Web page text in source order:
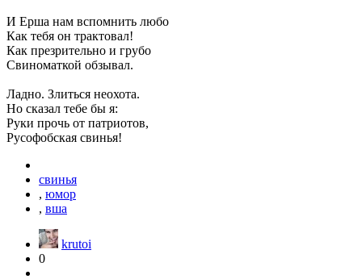
И Ерша нам вспомнить любо
Как тебя он трактовал!
Как презрительно и грубо
Свиноматкой обзывал.
Ладно. Злиться неохота.
Но сказал тебе бы я:
Руки прочь от патриотов,
Русофобская свинья!
свинья
, юмор
, вша
krutoi
0